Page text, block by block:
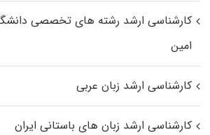
کارشناسی ارشد رﺷﺘﻪ ﻫﺎی تخصصی
اﻣﻴﻦ
کارشناسی ارشد زبان عربی
کارشناسی ارشد زبان‌ های باستانی ایران